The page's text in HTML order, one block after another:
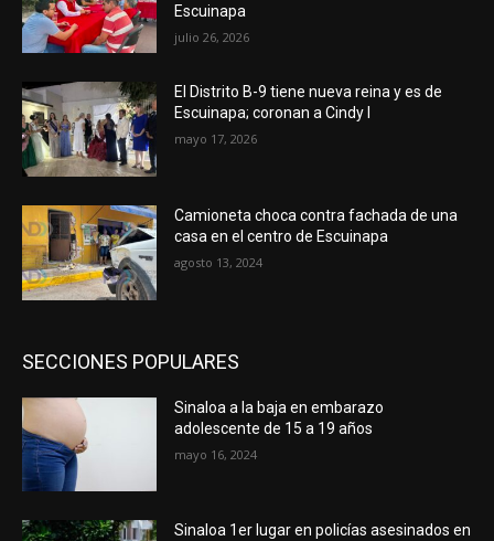
Escuinapa
julio 26, 2026
El Distrito B-9 tiene nueva reina y es de
Escuinapa; coronan a Cindy I
mayo 17, 2026
Camioneta choca contra fachada de una
casa en el centro de Escuinapa
agosto 13, 2024
SECCIONES POPULARES
Sinaloa a la baja en embarazo
adolescente de 15 a 19 años
mayo 16, 2024
Sinaloa 1er lugar en policías asesinados en